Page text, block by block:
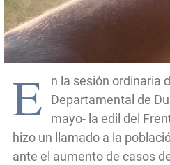
E
n la sesión ordinaria
Departamental de
mayo- la edil del
hizo un llamado a la
ante el aumento de casos